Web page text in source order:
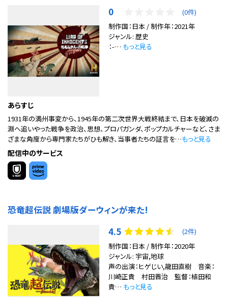
0
(0件)
制作国：日本 / 制作年：2021年
ジャンル: 歴史
：-… もっと見る
あらすじ
1931年の満州事変から、1945年の第二次世界大戦終結まで、日本を破滅の
淵へ追いやった戦争を政治、思想、プロパガンダ、ポップカルチャーなど、さま
ざまな角度から専門家たちがひも解き、当事者たちの証言を…もっと見る
配信中のサービス
恐竜超伝説 劇場版ダーウィンが来た!
4.5
(2件)
制作国：日本 / 制作年：2020年
ジャンル: 宇宙,地球
声の出演：ヒゲじい,龍田直樹 音楽：
川崎正貴 村田晋治 監督：植田和
貴… もっと見る